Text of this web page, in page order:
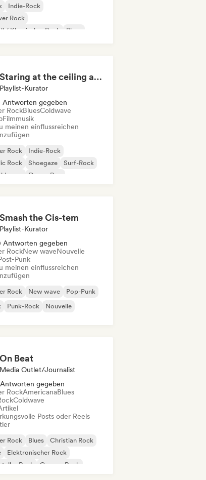
Indie-Rock
Rock
/ Klassischer Rock
Blues
Staring at the ceiling at 2am
Kurator
Antworten gegeben
RockBluesColdwave
Filmmusik
meinen einflussreichen
Rock
Indie-Rock
Rock
Shoegaze
Surf-Rock
Dream Pop
the Cis-tem
Kurator
Antworten gegeben
RockNew waveNouvelle
Punk
meinen einflussreichen
Rock New wave
Pop-Punk
Punk-Rock Nouvelle
Beat
Outlet/Journalist
gegeben
RockAmericanaBlues
Coldwave
Posts oder Reels
Rock Blues
Christian Rock
Elektronischer Rock
Rock
Garage-Rock